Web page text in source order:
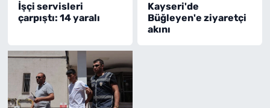
İşçi servisleri
çarpıştı: 14 yaralı
Kayseri'de
Büğleyen'e ziyaretçi
akını